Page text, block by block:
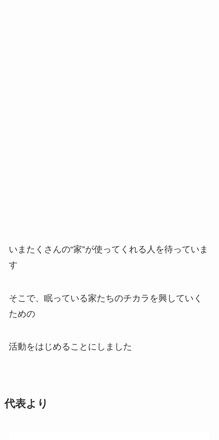
いまたくさんの“家”が使ってくれる人を待っていま
す
そこで、眠っている家たちのチカラを興していく
ための
活動をはじめることにしました
代表より